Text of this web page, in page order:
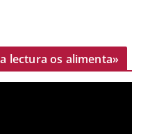
lectura os alimenta»